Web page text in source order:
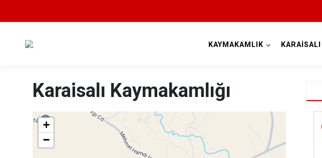
KAYMAKAMLIK KARAİSALI
Karaisalı Kaymakamlığı
+
−